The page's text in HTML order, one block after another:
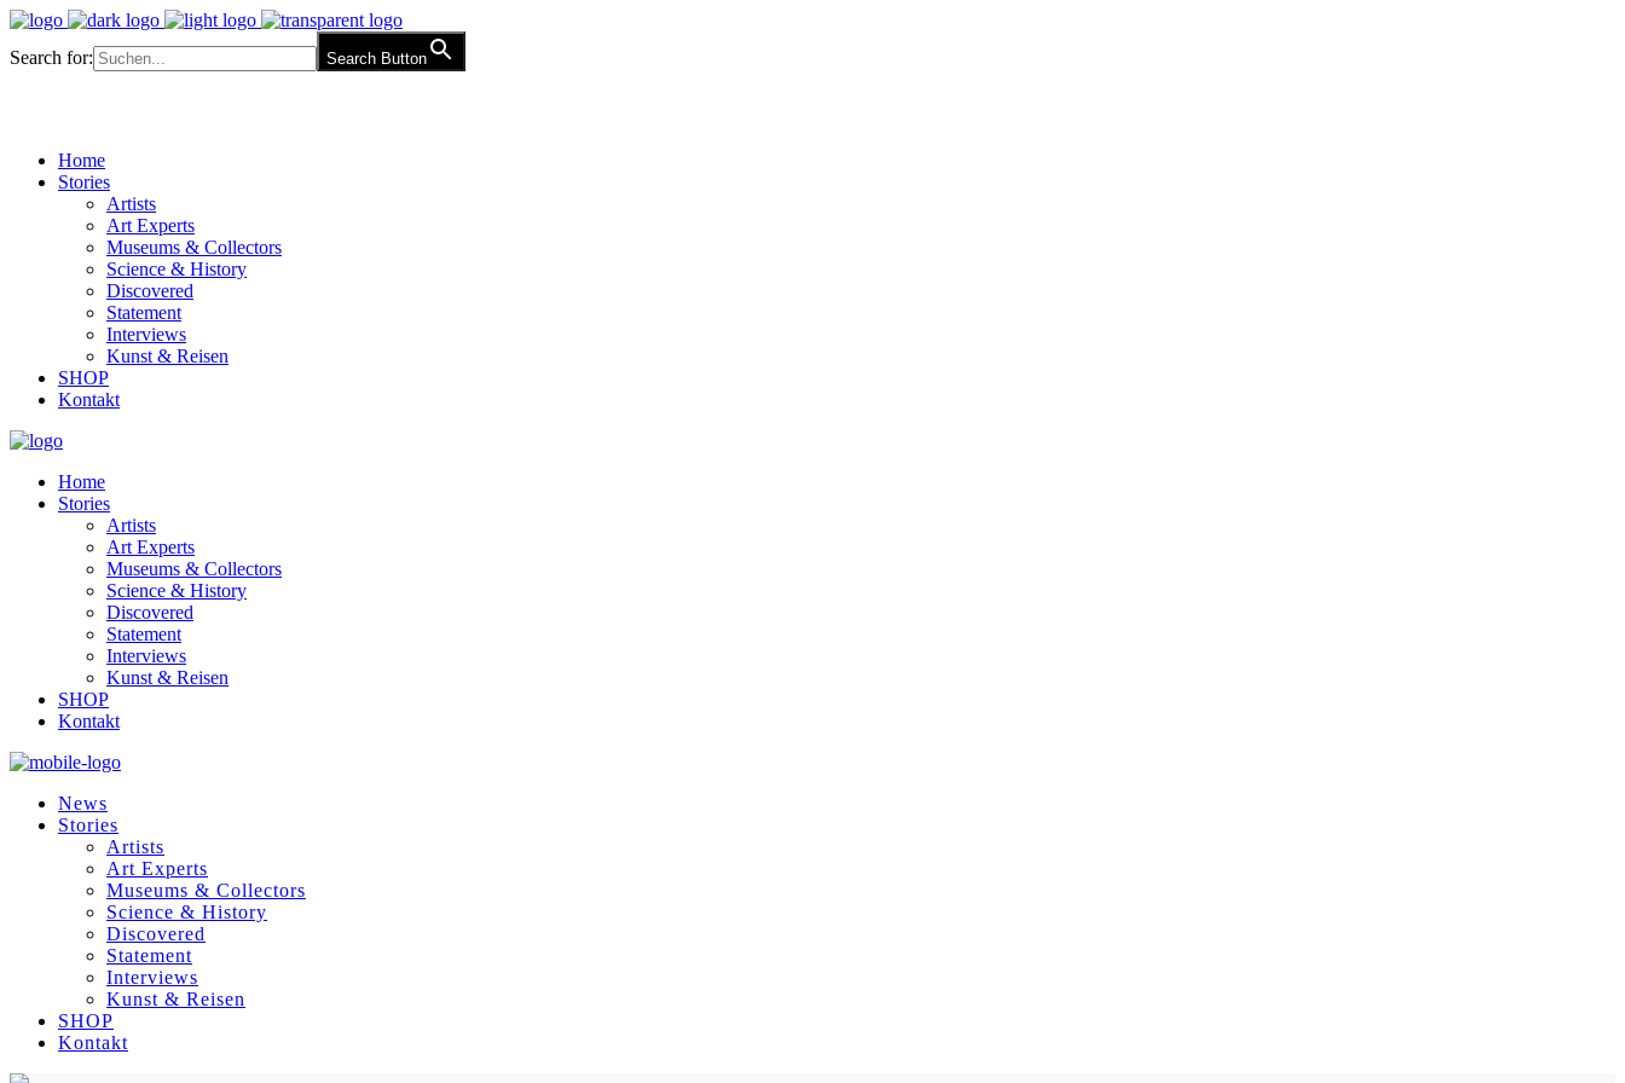
Search for: Search Button
Home
Stories
Artists
Art Experts
Museums & Collectors
Science & History
Discovered
Statement
Interviews
Kunst & Reisen
SHOP
Kontakt
Home
Stories
Artists
Art Experts
Museums & Collectors
Science & History
Discovered
Statement
Interviews
Kunst & Reisen
SHOP
Kontakt
News
Stories
Artists
Art Experts
Museums & Collectors
Science & History
Discovered
Statement
Interviews
Kunst & Reisen
SHOP
Kontakt